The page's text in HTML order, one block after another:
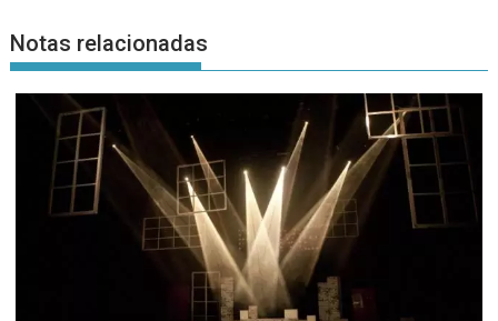
Notas relacionadas